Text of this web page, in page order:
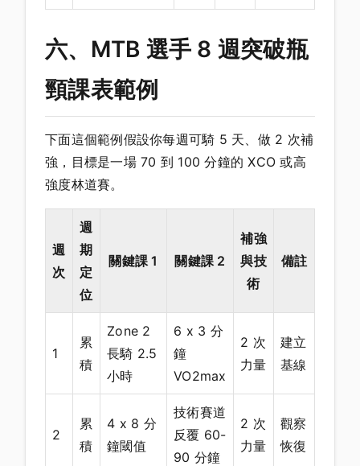
六、MTB 選手 8 週突破瓶
頸課表範例
下面這個範例假設你每週可騎 5 天、做 2 次補
強，目標是一場 70 到 100 分鐘的 XCO 或高
強度林道賽。
週
次
週
期
定
位
關鍵課 1 關鍵課 2
補強
與技
術
備註
1
累
積
Zone 2
長騎 2.5
小時
6 x 3 分
鐘
VO2max
2 次
力量
建立
基線
2
累
積
4 x 8 分
鐘閾值
技術賽道
反覆 60-
90 分鐘
2 次
力量
觀察
恢復